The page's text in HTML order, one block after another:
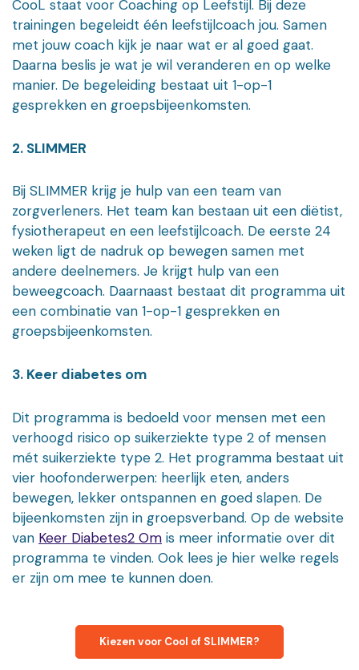
CooL staat voor Coaching op Leefstijl. Bij deze
trainingen begeleidt één leefstijlcoach jou. Samen
met jouw coach kijk je naar wat er al goed gaat.
Daarna beslis je wat je wil veranderen en op welke
manier. De begeleiding bestaat uit 1-op-1
gesprekken en groepsbijeenkomsten.
2. SLIMMER
Bij SLIMMER krijg je hulp van een team van
zorgverleners. Het team kan bestaan uit een diëtist,
fysiotherapeut en een leefstijlcoach. De eerste 24
weken ligt de nadruk op bewegen samen met
andere deelnemers. Je krijgt hulp van een
beweegcoach. Daarnaast bestaat dit programma uit
een combinatie van 1-op-1 gesprekken en
groepsbijeenkomsten.
3. Keer diabetes om
Dit programma is bedoeld voor mensen met een
verhoogd risico op suikerziekte type 2 of mensen
mét suikerziekte type 2. Het programma bestaat uit
vier hoofonderwerpen: heerlijk eten, anders
bewegen, lekker ontspannen en goed slapen. De
bijeenkomsten zijn in groepsverband. Op de website
van Keer Diabetes2 Om is meer informatie over dit
programma te vinden. Ook lees je hier welke regels
er zijn om mee te kunnen doen.
Kiezen voor Cool of SLIMMER?